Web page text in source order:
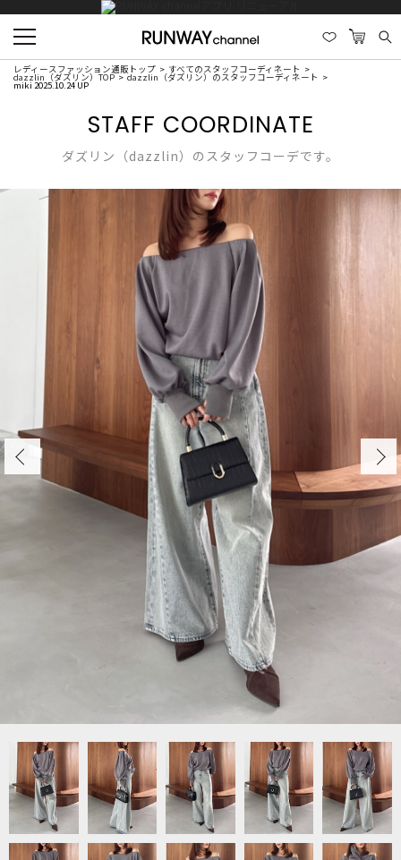
レディースファッション通販トップ すべてのスタッフコーディネート
dazzlin（ダズリン）TOP dazzlin（ダズリン）のスタッフコーディネート
miki 2025.10.24 UP
STAFF COORDINATE
ダズリン（dazzlin）のスタッフコーデです。